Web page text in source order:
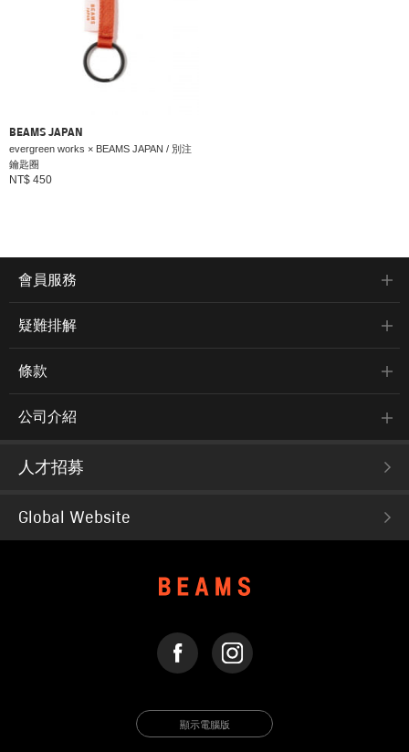
BEAMS JAPAN
evergreen works × BEAMS JAPAN / 別注
鑰匙圈
NT$ 450
會員服務
疑難排解
條款
公司介紹
人才招募
Global Website
顯示電腦版